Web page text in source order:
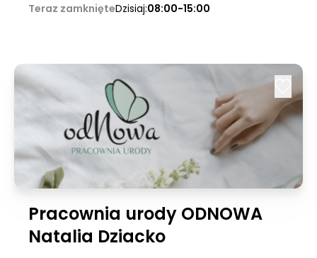
Teraz zamknięteDzisiaj:08:00-15:00
Pracownia urody ODNOWA
Natalia Dziacko